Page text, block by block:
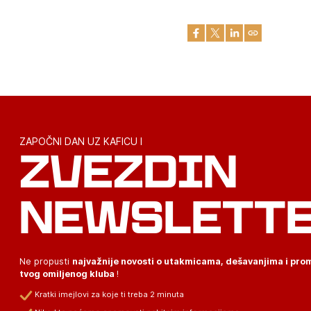
ZAPOČNI DAN UZ KAFICU I
ZVEZDIN
Ne propusti najvažnije novosti o utakmicama, dešavanjima i
tvog omiljenog kluba !
Kratki imejlovi za koje ti treba 2 minuta